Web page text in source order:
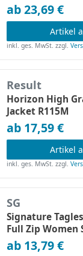
ab 23,69 €
Artikel
inkl. ges. MwSt. zzgl.
Result
Horizon High
Jacket R115M
ab 17,59 €
Artikel
inkl. ges. MwSt. zzgl.
SG
Signature
Full Zip Women
ab 13,79 €